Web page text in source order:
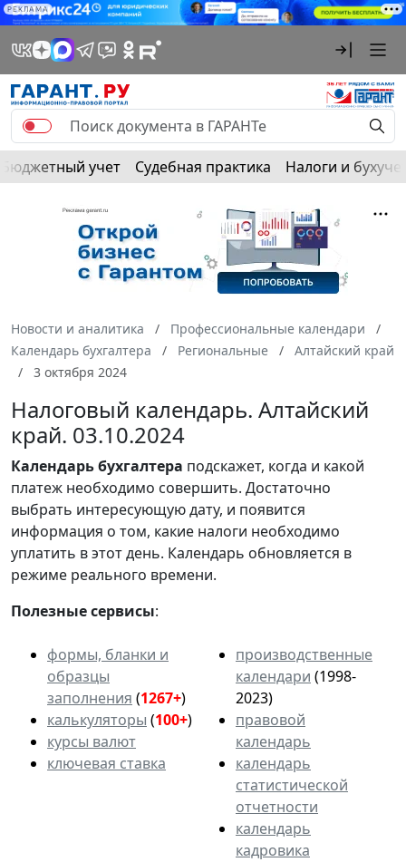
РЕКЛАМА
Бюджетный учет Судебная практика Налоги и
Новости и аналитика
Профессиональные календари
Календарь бухгалтера
Региональные
Алтайский край
3 октября 2024
Налоговый календарь. Алтайский
край. 03.10.2024
Календарьбухгалтера подскажет, когда и какой
платеж необходимо совершить. Достаточно
выбрать интересующую дату, и появится
информация о том, какие налоги необходимо
уплатить в этот день. Календарь обновляется в
режиме реального времени.
Полезные сервисы:
формы, бланки и
образцы
заполнения (1267+)
калькуляторы (100+)
курсы валют
ключевая ставка
производственные
календари (1998-
2023)
правовой
календарь
календарь
статистической
отчетности
календарь
кадровика